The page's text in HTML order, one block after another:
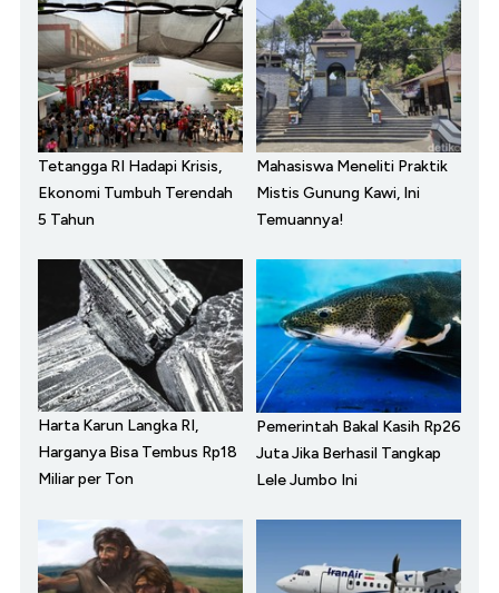
Tetangga RI Hadapi Krisis,
Ekonomi Tumbuh Terendah
5 Tahun
Mahasiswa Meneliti Praktik
Mistis Gunung Kawi, Ini
Temuannya!
Harta Karun Langka RI,
Harganya Bisa Tembus Rp18
Miliar per Ton
Pemerintah Bakal Kasih Rp26
Juta Jika Berhasil Tangkap
Lele Jumbo Ini